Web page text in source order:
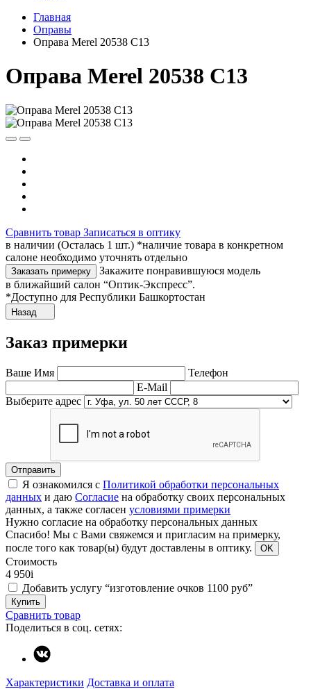
Главная
Оправы
Оправа Merel 20538 C13
Оправа Merel 20538 C13
Сравнить товар Записаться в оптику
в наличии (Осталась 1 шт.) *наличие товара в конкретном
салоне необходимо уточнять отдельно
Заказать примерку
Закажите понравившуюся модель
в ближайший салон “Оптик-Экспресс”.
*Доступно для Республики Башкортостан
Назад
Заказ примерки
Ваше Имя
Телефон
E-Mail
Выберите адрес
Отправить
Я ознакомился с Политикой обработки персональных
данных и даю Согласие на обработку своих персональных
данных, а также согласен условиями примерки
Нужно согласие на обработку персональных данных
Спасибо! Мы с Вами свяжемся и пригласим на примерку,
после того как товар(ы) будут доставлены в оптику.
OK
Стоимость
4 950i
Добавить услугу “изготовление очков 1100 руб”
Купить
Сравнить товар
Поделиться в соц. сетях:
Характеристики Доставка и оплата